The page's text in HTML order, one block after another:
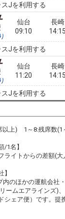
スJを利用する
仙台
09:10
長崎
14:15
スJを利用する
仙台
11:20
長崎
14:15
スJを利用する
仙台
長崎
スJを利用する
仙台
長崎
以上) 1～8:残席数
/1名】
ライトからの差額(大
】
内のほかの運航会社
リームエアラインズ)
シェア便）です。提